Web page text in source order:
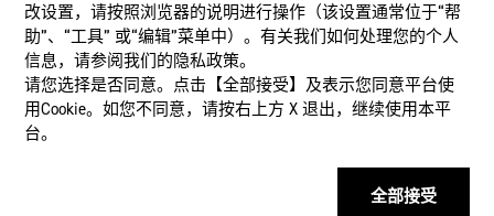
社交媒体
© 2025 卡西欧（中国）贸易有限公司 CASIO(China) Co., Ltd
改设置，请按照浏览器的说明进⾏操作（该设置通常位于“帮
助”、“⼯具” 或“编辑”菜单中）。有关我们如何处理您的个⼈
信息，请参阅我们的隐私政策。
请您选择是否同意。点击【全部接受】及表示您同意平台使
用Cookie。如您不同意，请按右上⽅ X 退出，继续使⽤本平
台。
全部接受